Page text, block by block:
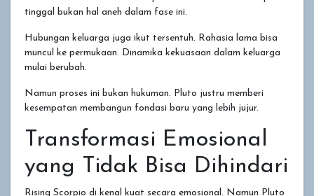
tinggal bukan hal aneh dalam fase ini.
Hubungan keluarga juga ikut tersentuh. Rahasia lama bisa
muncul ke permukaan. Dinamika kekuasaan dalam keluarga
mulai berubah.
Namun proses ini bukan hukuman. Pluto justru memberi
kesempatan membangun fondasi baru yang lebih jujur.
Transformasi Emosional
yang Tidak Bisa Dihindari
Rising Scorpio di kenal kuat secara emosional. Namun Pluto